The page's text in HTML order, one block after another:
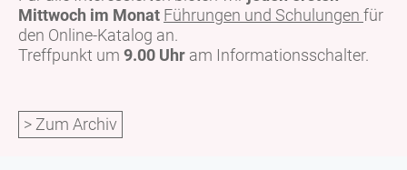
Mittwoch im Monat Führungen und Schulungen für
den Online-Katalog an.
Treffpunkt um 9.00 Uhr am Informationsschalter.
> Zum Archiv